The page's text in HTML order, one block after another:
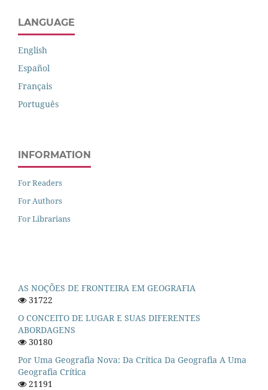
LANGUAGE
English
Español
Français
Português
INFORMATION
For Readers
For Authors
For Librarians
AS NOÇÕES DE FRONTEIRA EM GEOGRAFIA
31722
O CONCEITO DE LUGAR E SUAS DIFERENTES
ABORDAGENS
30180
Por Uma Geografia Nova: Da Crítica Da Geografia A Uma
Geografia Crítica
21191